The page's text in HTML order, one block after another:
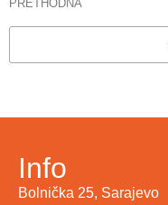
PRETHODNA
Info
Bolnička 25, Sarajevo